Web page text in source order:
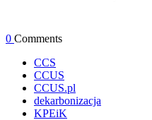
0 Comments
CCS
CCUS
CCUS.pl
dekarbonizacja
KPEiK